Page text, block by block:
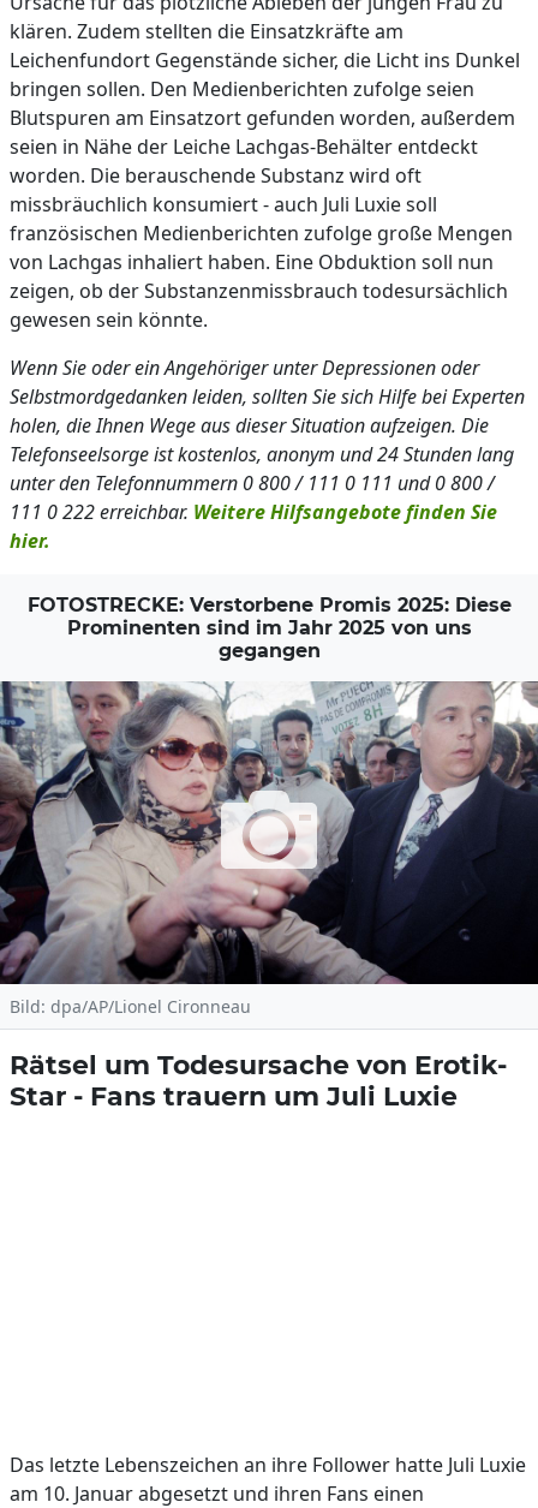
klären. Zudem stellten die Einsatzkräfte am
Leichenfundort Gegenstände sicher, die Licht ins Dunkel
bringen sollen. Den Medienberichten zufolge seien
Blutspuren am Einsatzort gefunden worden, außerdem
seien in Nähe der Leiche Lachgas-Behälter entdeckt
worden. Die berauschende Substanz wird oft
missbräuchlich konsumiert - auch Juli Luxie soll
französischen Medienberichten zufolge große Mengen
von Lachgas inhaliert haben. Eine Obduktion soll nun
zeigen, ob der Substanzenmissbrauch todesursächlich
gewesen sein könnte.
Wenn Sie oder ein Angehöriger unter Depressionen oder
Selbstmordgedanken leiden, sollten Sie sich Hilfe bei Experten
holen, die Ihnen Wege aus dieser Situation aufzeigen. Die
Telefonseelsorge ist kostenlos, anonym und 24 Stunden lang
unter den Telefonnummern 0 800 / 111 0 111 und 0 800 /
111 0 222 erreichbar. Weitere Hilfsangebote finden Sie
hier.
FOTOSTRECKE: Verstorbene Promis 2025: Diese
Prominenten sind im Jahr 2025 von uns
gegangen
Bild: dpa/AP/Lionel Cironneau
Rätsel um Todesursache von Erotik-
Star - Fans trauern um Juli Luxie
Das letzte Lebenszeichen an ihre Follower hatte Juli Luxie
am 10. Januar abgesetzt und ihren Fans einen